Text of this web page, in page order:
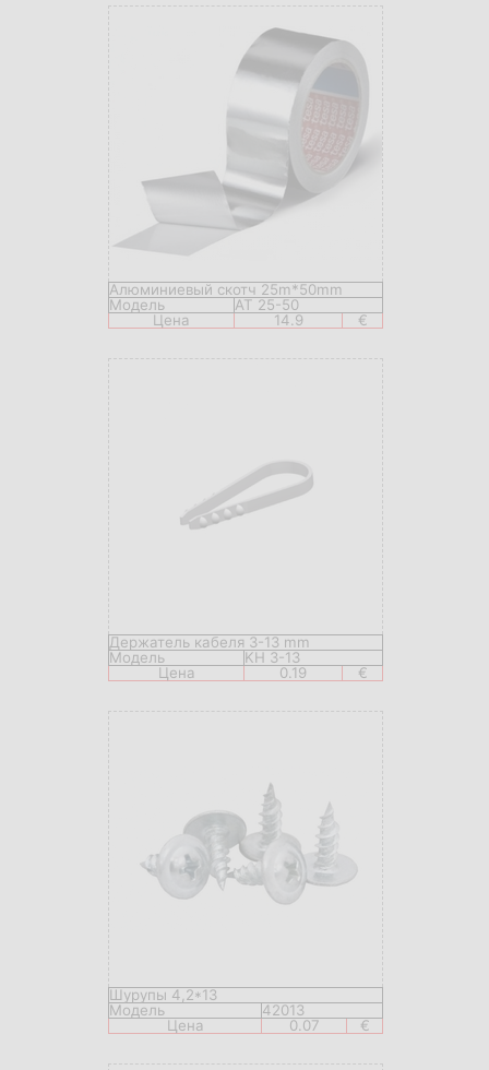
Алюминиевый скотч 25m*50mm
Модель
AT 25-50
Цена
14.9 €
Держатель кабеля 3-13 mm
Модель
KH 3-13
Цена
0.19 €
Шурупы 4,2*13
Модель
42013
Цена
0.07 €